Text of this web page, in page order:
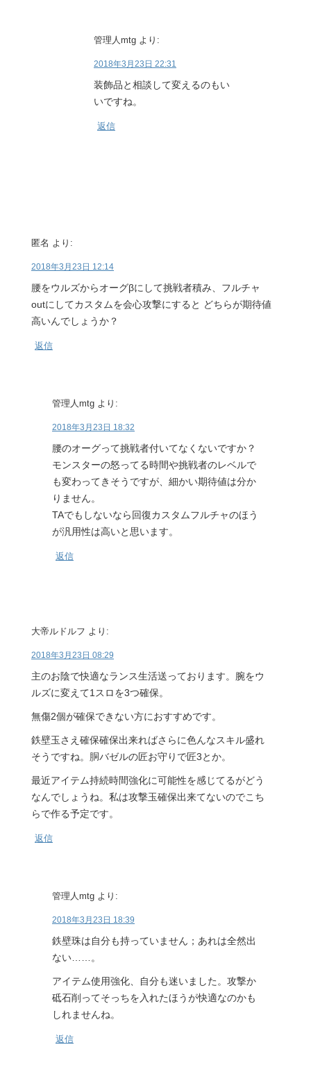
管理人mtg より:
2018年3月23日 22:31
装飾品と相談して変えるのもい
いですね。
返信
匿名 より:
2018年3月23日 12:14
腰をウルズからオーグβにして挑戦者積み、フルチャ
outにしてカスタムを会心攻撃にすると どちらが期待値
高いんでしょうか？
返信
管理人mtg より:
2018年3月23日 18:32
腰のオーグって挑戦者付いてなくないですか？
モンスターの怒ってる時間や挑戦者のレベルで
も変わってきそうですが、細かい期待値は分か
りません。
TAでもしないなら回復カスタムフルチャのほう
が汎用性は高いと思います。
返信
大帝ルドルフ より:
2018年3月23日 08:29
主のお陰で快適なランス生活送っております。腕をウ
ルズに変えて1スロを3つ確保。
無傷2個が確保できない方におすすめです。
鉄壁玉さえ確保確保出来ればさらに色んなスキル盛れ
そうですね。胴バゼルの匠お守りで匠3とか。
最近アイテム持続時間強化に可能性を感じてるがどう
なんでしょうね。私は攻撃玉確保出来てないのでこち
らで作る予定です。
返信
管理人mtg より:
2018年3月23日 18:39
鉄壁珠は自分も持っていません；あれは全然出
ない……。
アイテム使用強化、自分も迷いました。攻撃か
砥石削ってそっちを入れたほうが快適なのかも
しれませんね。
返信